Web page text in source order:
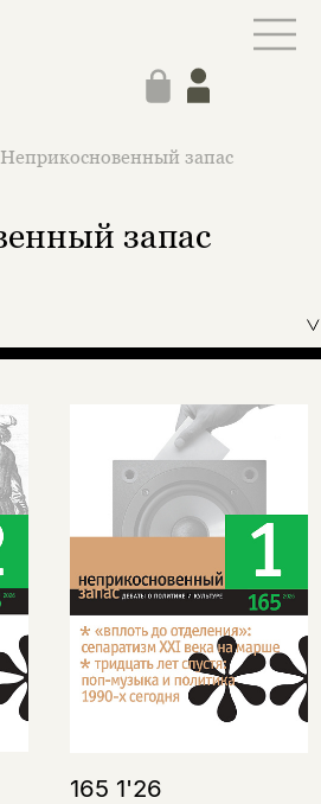
Неприкосновенный запас
запас
165 1'26